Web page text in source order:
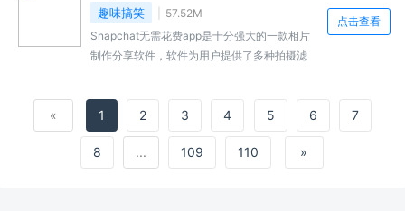
祥寓意，软件还提供多名线上卦师进行起名的相
关资讯，感兴趣的小伙伴快来本站下载吧。
趣味搞笑
57.52M
Snapchat无需花费app是十分强大的一款相片
制作分享软件，软件为用户提供了多种拍摄滤
有趣的贴纸和特效，软件上还有诸多有趣的直播
频道和视频可以观看，软件有着保密功能性极强
的阅后即焚功能，为用户带来了隐私文件的交流
点击查看
« 1 2 3 4 5 6 7
8 ... 109 110 »